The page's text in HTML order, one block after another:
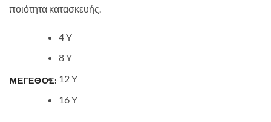
ποιότητα κατασκευής.
ΜΕΓΕΘΟΣ:
4 Y
8 Y
12 Y
16 Y